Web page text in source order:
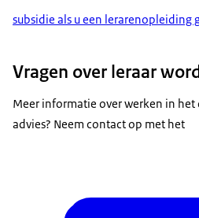
subsidie als u een lerarenopleiding
Vragen over leraar
Meer informatie over werken in
advies? Neem contact op met het